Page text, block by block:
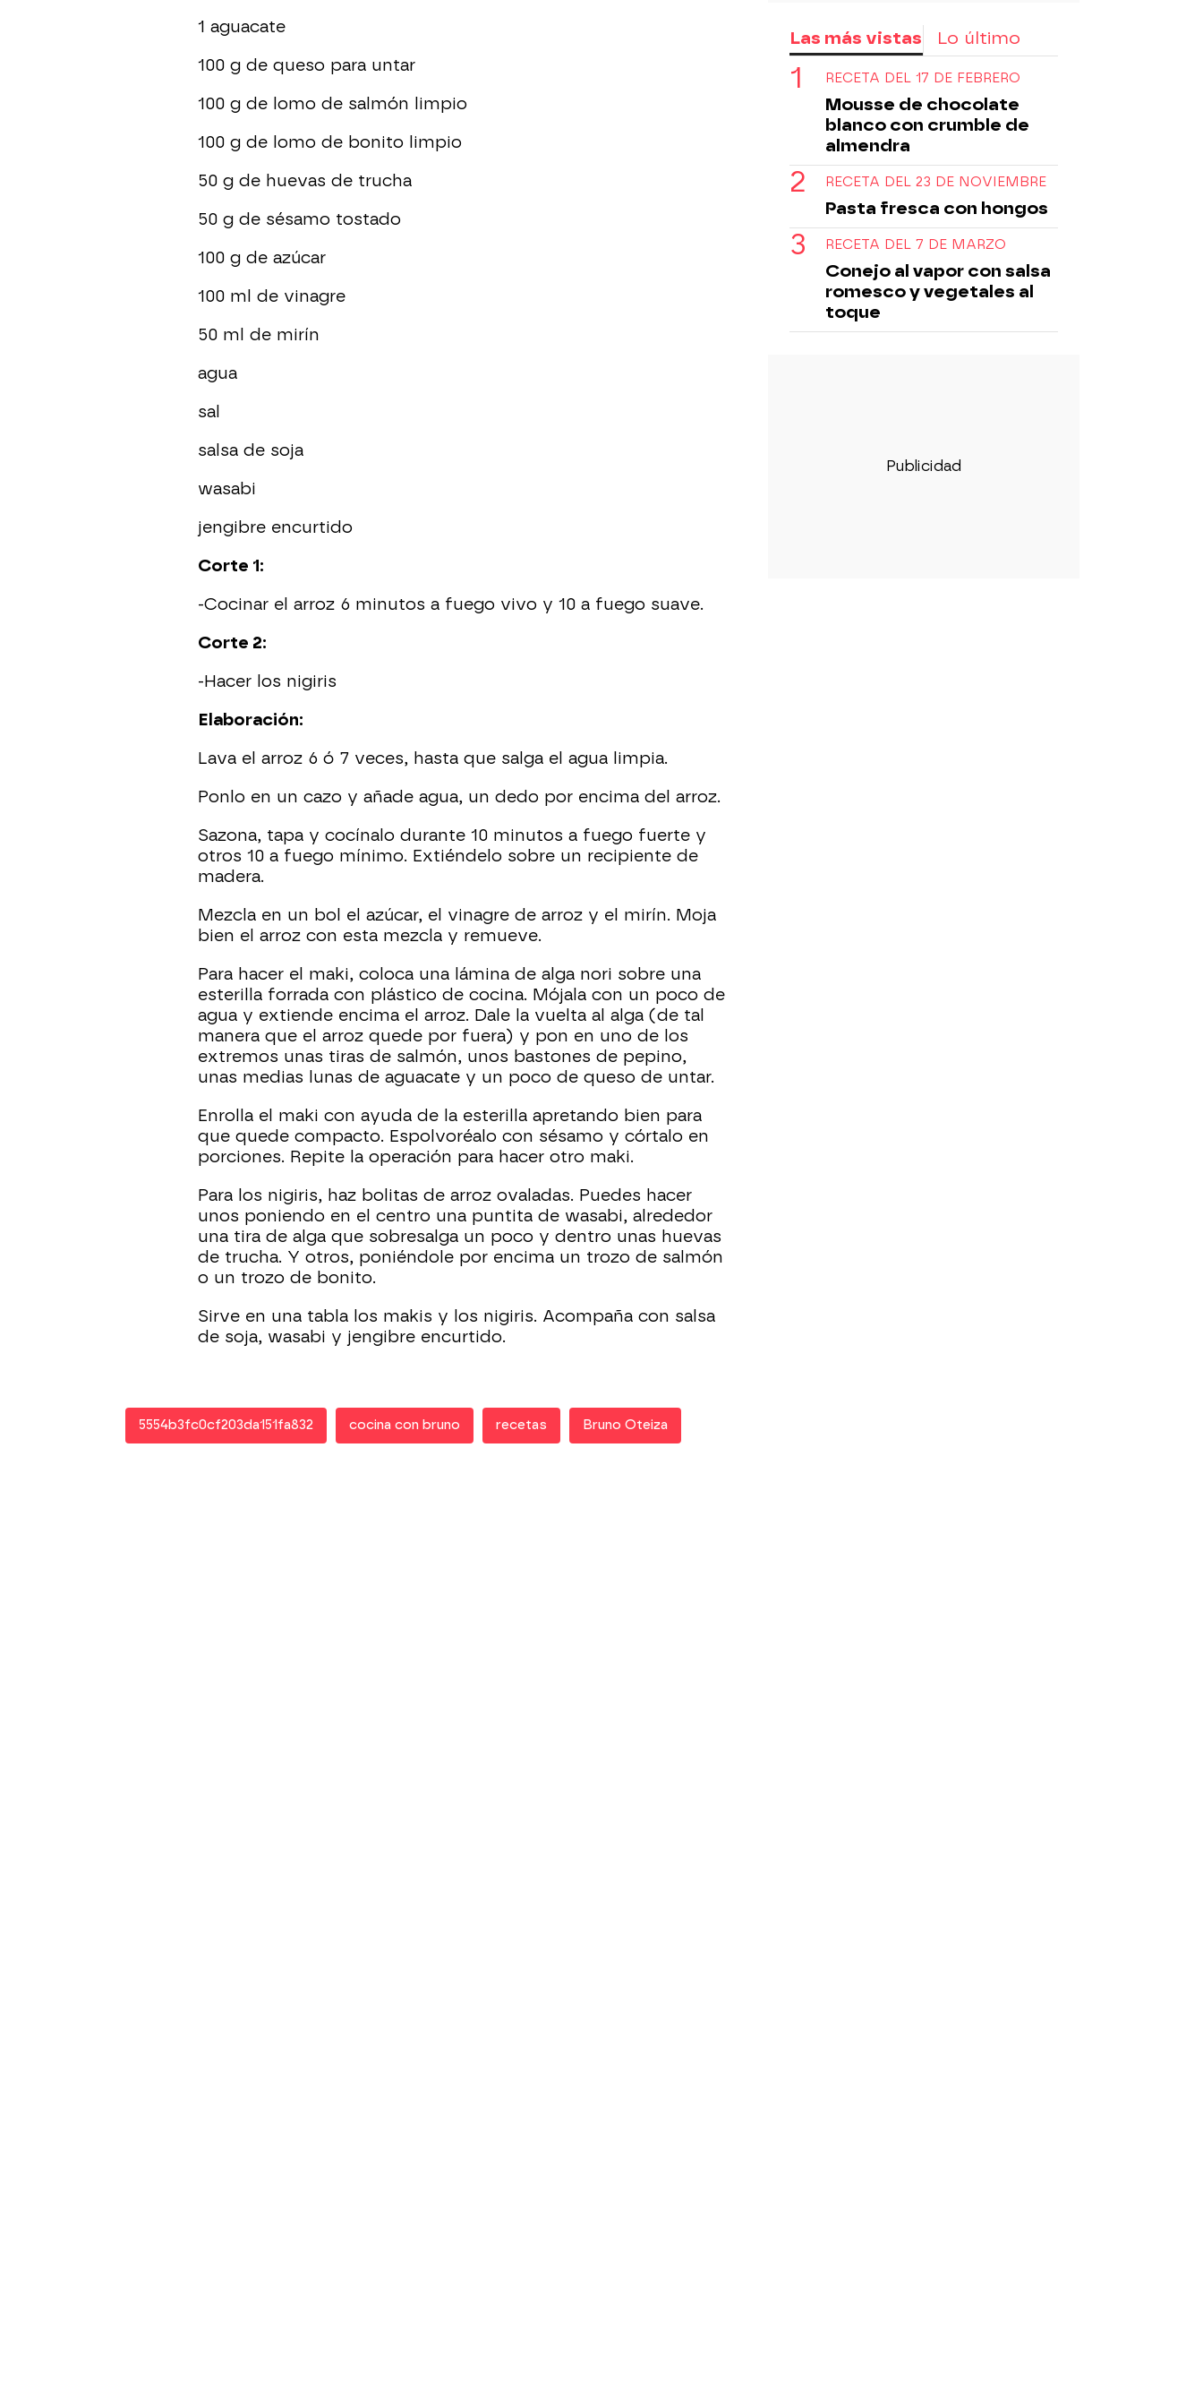
1 aguacate
100 g de queso para untar
100 g de lomo de salmón limpio
100 g de lomo de bonito limpio
50 g de huevas de trucha
50 g de sésamo tostado
100 g de azúcar
100 ml de vinagre
50 ml de mirín
agua
sal
salsa de soja
wasabi
jengibre encurtido
Corte 1:
-Cocinar el arroz 6 minutos a fuego vivo y 10 a fuego suave.
Corte 2:
-Hacer los nigiris
Elaboración:
Lava el arroz 6 ó 7 veces, hasta que salga el agua limpia.
Ponlo en un cazo y añade agua, un dedo por encima del arroz.
Sazona, tapa y cocínalo durante 10 minutos a fuego fuerte y
otros 10 a fuego mínimo. Extiéndelo sobre un recipiente de
madera.
Mezcla en un bol el azúcar, el vinagre de arroz y el mirín. Moja
bien el arroz con esta mezcla y remueve.
Para hacer el maki, coloca una lámina de alga nori sobre una
esterilla forrada con plástico de cocina. Mójala con un poco de
agua y extiende encima el arroz. Dale la vuelta al alga (de tal
manera que el arroz quede por fuera) y pon en uno de los
extremos unas tiras de salmón, unos bastones de pepino,
unas medias lunas de aguacate y un poco de queso de untar.
Enrolla el maki con ayuda de la esterilla apretando bien para
que quede compacto. Espolvoréalo con sésamo y córtalo en
porciones. Repite la operación para hacer otro maki.
Para los nigiris, haz bolitas de arroz ovaladas. Puedes hacer
unos poniendo en el centro una puntita de wasabi, alrededor
una tira de alga que sobresalga un poco y dentro unas huevas
de trucha. Y otros, poniéndole por encima un trozo de salmón
o un trozo de bonito.
Sirve en una tabla los makis y los nigiris. Acompaña con salsa
de soja, wasabi y jengibre encurtido.
5554b3fc0cf203da151fa832 cocina con bruno recetas Bruno Oteiza
Las más vistas Lo último
RECETA DEL 17 DE FEBRERO
Mousse de chocolate
blanco con crumble de
almendra
RECETA DEL 23 DE NOVIEMBRE
Pasta fresca con hongos
RECETA DEL 7 DE MARZO
Conejo al vapor con salsa
romesco y vegetales al
toque